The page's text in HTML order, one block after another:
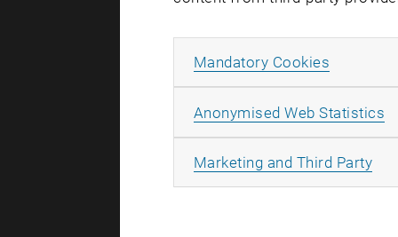
Stichwort
<link
sich
Weitere
Mandatory Cookies
Anonymised Web Statistics
Marketing and Third Party